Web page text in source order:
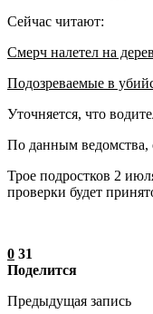
Сейчас читают:
Смерч налетел на
Подозреваемые в
Уточняется, что
По данным ведомства,
Трое подростков 2
проверки будет
0 31
Поделится
Предыдущая запись